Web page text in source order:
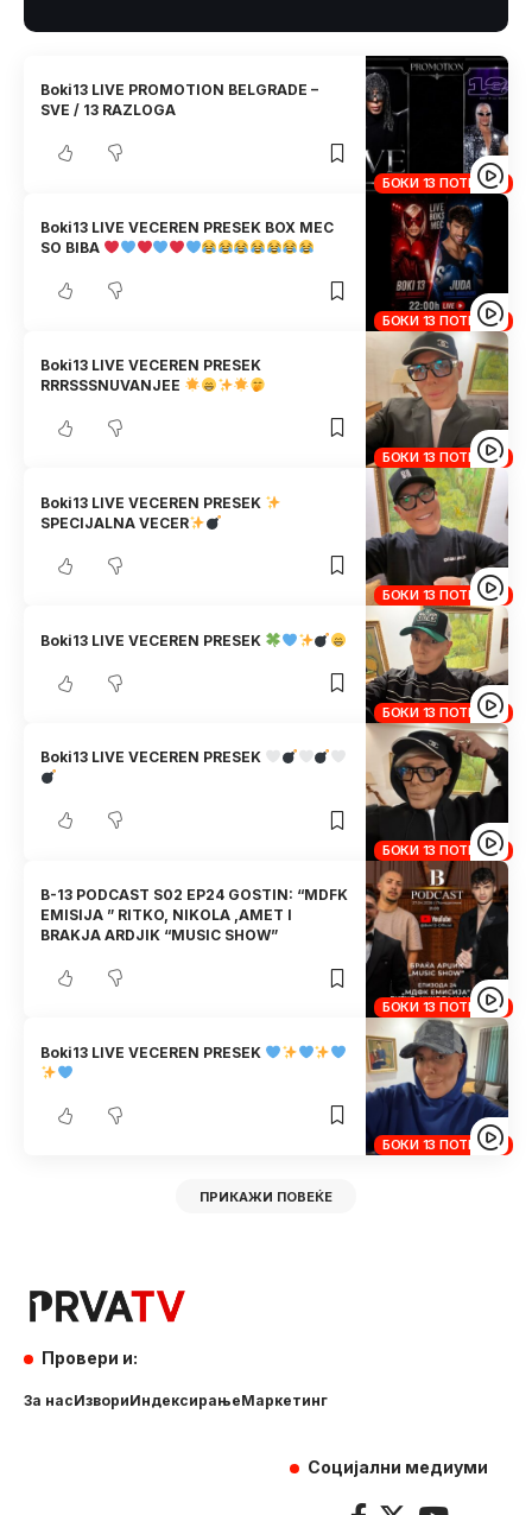
БОКИ 13 ПОТКАСТ
Boki13 LIVE PROMOTION BELGRADE –
SVE / 13 RAZLOGA
БОКИ 13 ПОТКАСТ
Boki13 LIVE VECEREN PRESEK BOX MEC
SO BIBA
БОКИ 13 ПОТКАСТ
Boki13 LIVE VECEREN PRESEK
RRRSSSNUVANJEE
БОКИ 13 ПОТКАСТ
Boki13 LIVE VECEREN PRESEK
SPECIJALNA VECER
БОКИ 13 ПОТКАСТ
Boki13 LIVE VECEREN PRESEK
БОКИ 13 ПОТКАСТ
Boki13 LIVE VECEREN PRESEK
БОКИ 13 ПОТКАСТ
B-13 PODCAST S02 EP24 GOSTIN: “MDFK
EMISIJA ” RITKO, NIKOLA ,AMET I
BRAKJA ARDJIK “MUSIC SHOW”
БОКИ 13 ПОТКАСТ
Boki13 LIVE VECEREN PRESEK
ПРИКАЖИ ПОВЕЌЕ
Провери и:
За насИзвориИндексирањеМаркетинг
Социјални медиуми